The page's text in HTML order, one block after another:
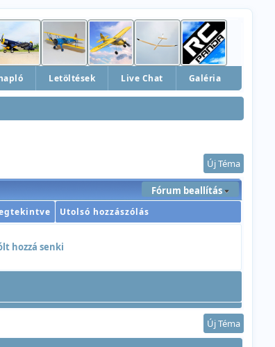
Letöltések Live Chat Galéria
Új Téma
Fórum beallítás
Utolsó hozzászólás
hozzá senki
Új Téma